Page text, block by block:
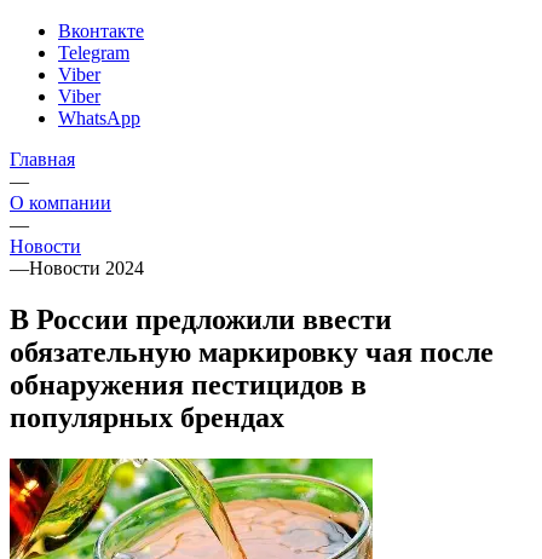
Вконтакте
Telegram
Viber
Viber
WhatsApp
Главная
—
О компании
—
Новости
—Новости 2024
В России предложили ввести
обязательную маркировку чая после
обнаружения пестицидов в
популярных брендах